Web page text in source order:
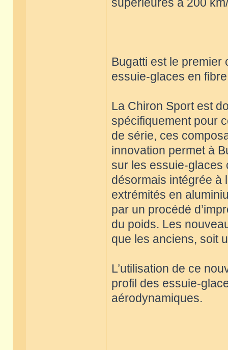
Bugatti est le
essuie-glaces en
La Chiron Sport est
spécifiquement pour
de série, ces
innovation permet à
sur les essuie-glaces
désormais intégrée à
extrémités en
par un procédé
du poids. Les
que les anciens, soit
L’utilisation de ce
profil des essuie-
aérodynamiques.